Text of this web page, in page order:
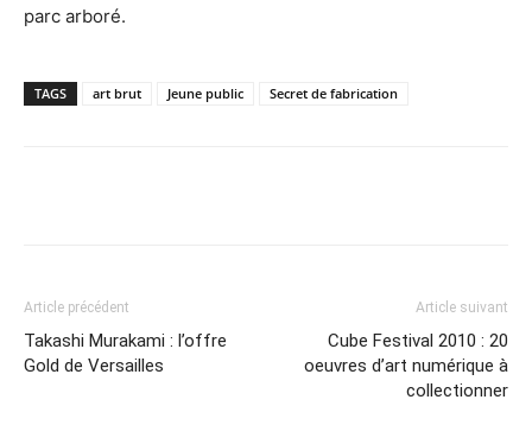
parc arboré.
TAGS art brut Jeune public Secret de fabrication
Article précédent
Takashi Murakami : l’offre
Gold de Versailles
Article suivant
Cube Festival 2010 : 20
oeuvres d’art numérique à
collectionner